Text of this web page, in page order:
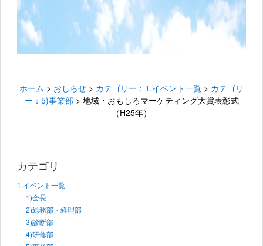
ホーム > おしらせ > カテゴリー：1.イベント一覧 > カテゴリ
ー：5)事業部> 地域・おもしろマーケティング大賞表彰式
（H25年）
カテゴリ
1.イベント一覧
1)会長
2)総務部・経理部
3)診断部
4)研修部